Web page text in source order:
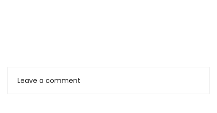
Leave a comment